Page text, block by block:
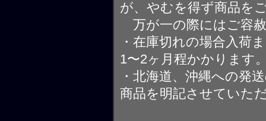
が、やむを得ず商品を
万が一の際にはご容
・在庫切れの場合入荷
1〜2ヶ月程かかります
・北海道、沖縄への発
商品を明記させていた